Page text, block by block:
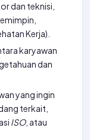
dan teknisi,
Kerja).
karyawan
dan
yang ingin
terkait,
ISO, atau